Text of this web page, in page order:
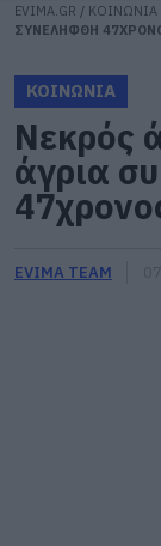
EVIMA.GR / ΚΟΙΝΩΝΙΑ
ΣΥΝΕΛΗΦΘΗ
ΚΟΙΝΩΝΙΑ
Νεκρός
άγρια
EVIMA TEAM